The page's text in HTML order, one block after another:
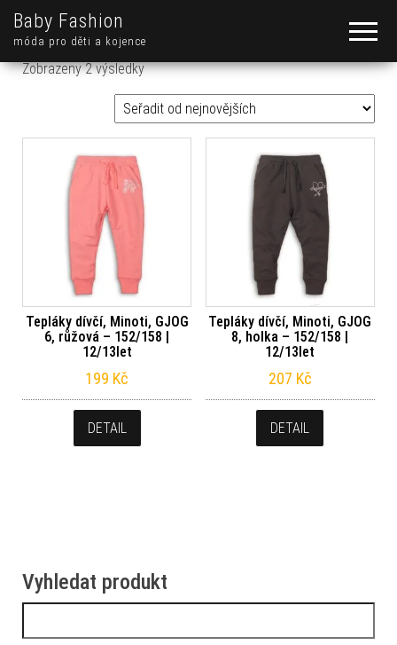
Baby Fashion
móda pro děti a kojence
Zobrazeny 2 výsledkySeřazeno od nejnovějších
Tepláky dívčí, Minoti, GJOG
6, růžová – 152/158 |
12/13let
199 Kč
DETAIL
Tepláky dívčí, Minoti, GJOG
8, holka – 152/158 |
12/13let
207 Kč
DETAIL
Vyhledat produkt